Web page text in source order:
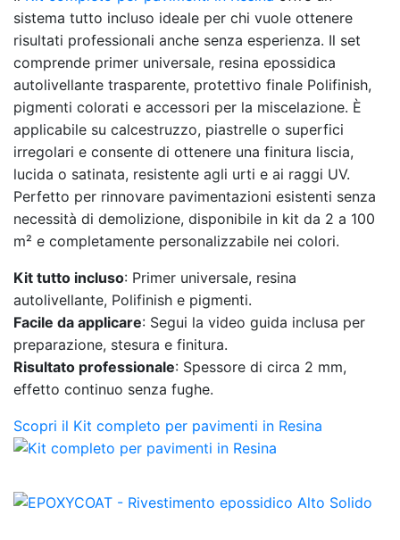
sistema tutto incluso ideale per chi vuole ottenere
risultati professionali anche senza esperienza. Il set
comprende primer universale, resina epossidica
autolivellante trasparente, protettivo finale Polifinish,
pigmenti colorati e accessori per la miscelazione. È
applicabile su calcestruzzo, piastrelle o superfici
irregolari e consente di ottenere una finitura liscia,
lucida o satinata, resistente agli urti e ai raggi UV.
Perfetto per rinnovare pavimentazioni esistenti senza
necessità di demolizione, disponibile in kit da 2 a 100
m² e completamente personalizzabile nei colori.
Kit tutto incluso: Primer universale, resina
autolivellante, Polifinish e pigmenti.
Facile da applicare: Segui la video guida inclusa per
preparazione, stesura e finitura.
Risultato professionale: Spessore di circa 2 mm,
effetto continuo senza fughe.
Scopri il Kit completo per pavimenti in Resina